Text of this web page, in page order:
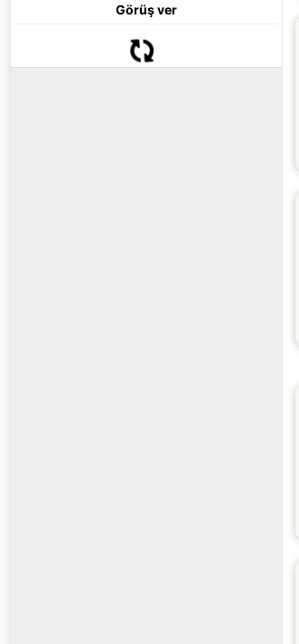
Görüş ver